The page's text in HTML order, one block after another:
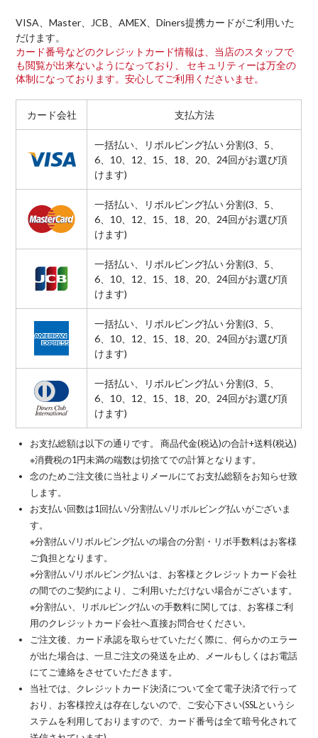
VISA、Master、JCB、AMEX、Diners提携カードがご利用いた
だけます。
カード番号などのクレジットカード情報は、当店のスタッフで
も閲覧が出来ないようになっており、 セキュリティーは万全の
体制になっております。安心してご利用くださいませ。
カード会社 支払方法
一括払い、リボルビング払い 分割(3、5、
6、10、12、15、18、20、24回がお選び頂
けます)
一括払い、リボルビング払い 分割(3、5、
6、10、12、15、18、20、24回がお選び頂
けます)
一括払い、リボルビング払い 分割(3、5、
6、10、12、15、18、20、24回がお選び頂
けます)
一括払い、リボルビング払い 分割(3、5、
6、10、12、15、18、20、24回がお選び頂
けます)
一括払い、リボルビング払い 分割(3、5、
6、10、12、15、18、20、24回がお選び頂
けます)
お支払総額は以下の通りです。 商品代金(税込)の合計+送料(税込)
※消費税の1円未満の端数は切捨てでの計算となります。
念のためご注文後に当社よりメールにてお支払総額をお知らせ致
します。
お支払い回数は1回払い/分割払い/リボルビング払いがございま
す。
※分割払い/リボルビング払いの場合の分割・リボ手数料はお客様
ご負担となります。
※分割払い/リボルビング払いは、お客様とクレジットカード会社
の間でのご契約により、ご利用いただけない場合がございます。
※分割払い、リボルビング払いの手数料に関しては、お客様ご利
用のクレジットカード会社へ直接お問合せください。
ご注文後、カード承認を取らせていただく際に、何らかのエラー
が出た場合は、一旦ご注文の発送を止め、メールもしくはお電話
にてご連絡をさせていただきます。
当社では、クレジットカード決済について全て電子決済で行って
おり、お客様控えは存在しないので、ご安心下さい(SSLというシ
ステムを利用しておりますので、カード番号は全て暗号化されて